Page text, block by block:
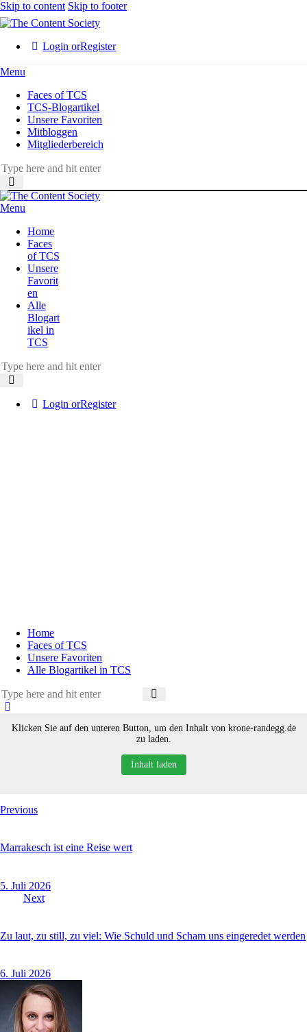
Skip to content Skip to footer
Login orRegister
Menu
Faces of TCS
TCS-Blogartikel
Unsere Favoriten
Mitbloggen
Mitgliederbereich
Menu
Home
Faces
of TCS
Unsere
Favorit
en
Alle
Blogart
ikel in
TCS
Login orRegister
Home
Faces of TCS
Unsere Favoriten
Alle Blogartikel in TCS
Klicken Sie auf den unteren Button, um den Inhalt von krone-randegg.de
zu laden.
Inhalt laden
Beitragsnavigation
Previous
Marrakesch ist eine Reise wert
5. Juli 2026
Next
Zu laut, zu still, zu viel: Wie Schuld und Scham uns eingeredet werden
6. Juli 2026